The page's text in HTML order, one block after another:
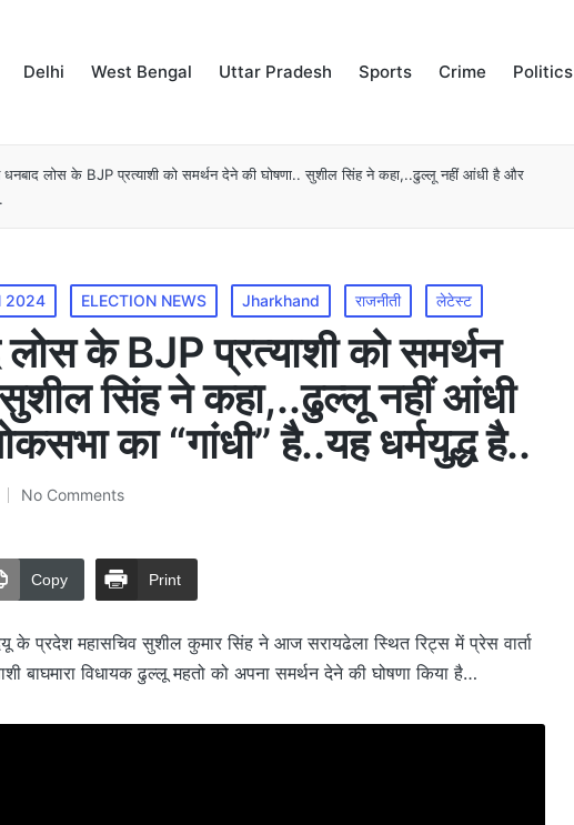
Delhi West Bengal Uttar Pradesh Sports Crime Politics
लोस के BJP प्रत्याशी को समर्थन देने की घोषणा.. सुशील सिंह ने कहा,..ढुल्लू नहीं आंधी है और
2024 ELECTION NEWS Jharkhand राजनीती लेटेस्ट
के BJP प्रत्याशी को समर्थन
सिंह ने कहा,..ढुल्लू नहीं आंधी
का “गांधी” है..यह धर्मयुद्ध है..
No Comments
Copy Print
के प्रदेश महासचिव सुशील कुमार सिंह ने आज सरायढेला स्थित रिट्स में प्रेस वार्ता
बाघमारा विधायक ढुल्लू महतो को अपना समर्थन देने की घोषणा किया है…